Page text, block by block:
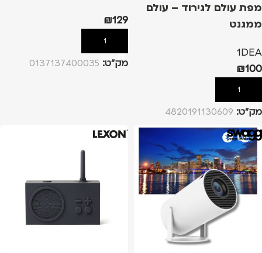
מפת עולם לגירוד – עולם
ממגנט
1DEA
₪100
הוספה לסל
מק”ט: 4820191130609
₪129
הוספה לסל
מק”ט: 0137137400035